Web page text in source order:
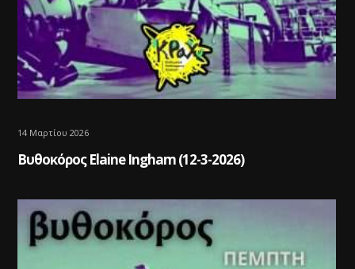
14 Μαρτίου 2026
Βυθοκόρος Elaine Ingham (12-3-2026)